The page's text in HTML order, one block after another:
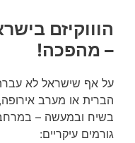
הוווקיזם
– מהפכה!
על אף שישראל לא
הברית או מערב
בשיח ובמעשה – במרחב
גורמים עיקריים: